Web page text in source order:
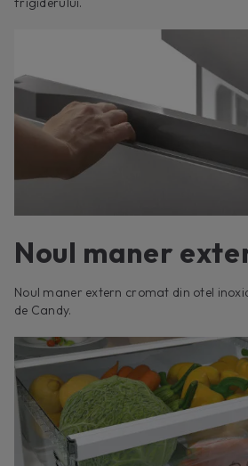
Noul maner
Noul maner extern cromat din otel
de Candy.